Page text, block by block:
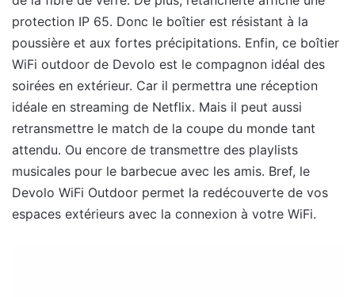
protection IP 65. Donc le boîtier est résistant à la
poussière et aux fortes précipitations. Enfin, ce boîtier
WiFi outdoor de Devolo est le compagnon idéal des
soirées en extérieur. Car il permettra une réception
idéale en streaming de Netflix. Mais il peut aussi
retransmettre le match de la coupe du monde tant
attendu. Ou encore de transmettre des playlists
musicales pour le barbecue avec les amis. Bref, le
Devolo WiFi Outdoor permet la redécouverte de vos
espaces extérieurs avec la connexion à votre WiFi.